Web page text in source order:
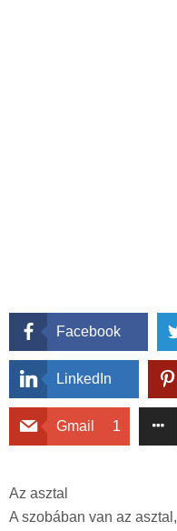
Facebook
LinkedIn
Gmail 1
Az asztal
A szobában van az asztal,